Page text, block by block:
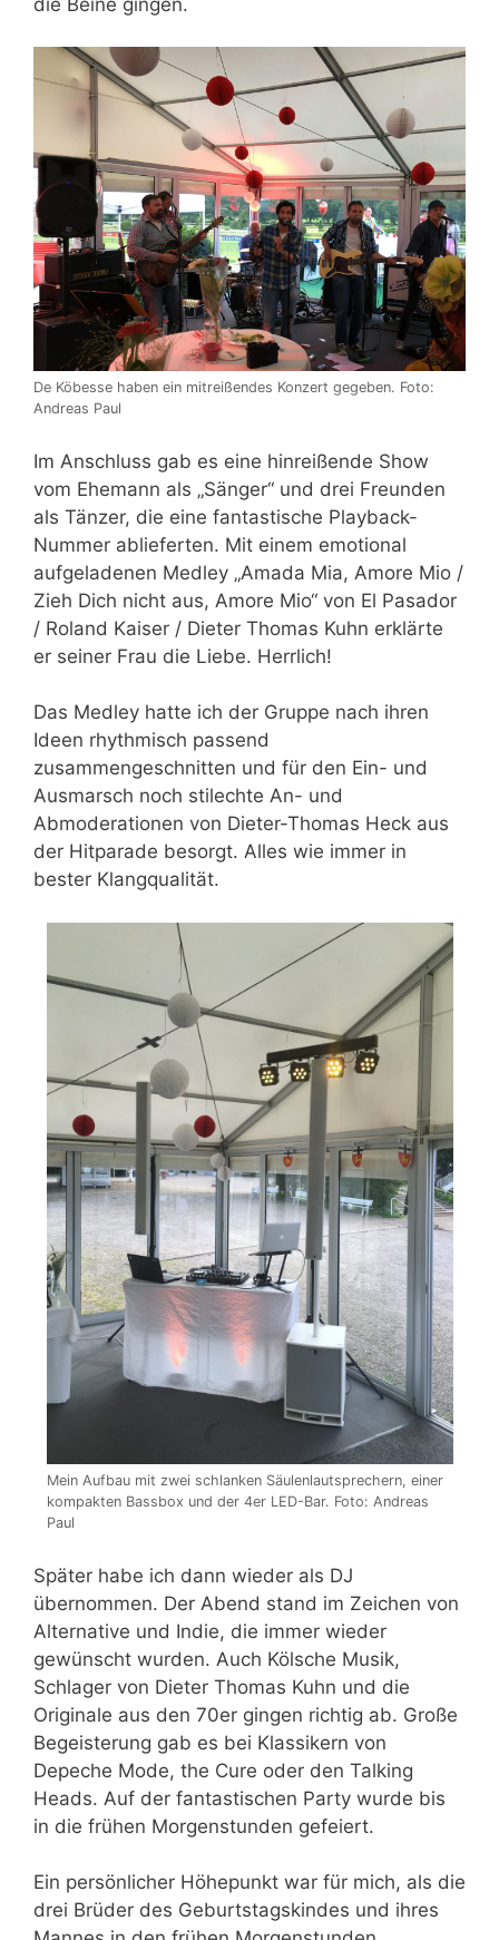
De Köbesse haben ein mitreißendes Konzert gegeben. Foto:
Andreas Paul
Im Anschluss gab es eine hinreißende Show
vom Ehemann als „Sänger“ und drei Freunden
als Tänzer, die eine fantastische Playback-
Nummer ablieferten. Mit einem emotional
aufgeladenen Medley „Amada Mia, Amore Mio /
Zieh Dich nicht aus, Amore Mio“ von El Pasador
/ Roland Kaiser / Dieter Thomas Kuhn erklärte
er seiner Frau die Liebe. Herrlich!
Das Medley hatte ich der Gruppe nach ihren
Ideen rhythmisch passend
zusammengeschnitten und für den Ein- und
Ausmarsch noch stilechte An- und
Abmoderationen von Dieter-Thomas Heck aus
der Hitparade besorgt. Alles wie immer in
bester Klangqualität.
Mein Aufbau mit zwei schlanken Säulenlautsprechern, einer
kompakten Bassbox und der 4er LED-Bar. Foto: Andreas
Paul
Später habe ich dann wieder als DJ
übernommen. Der Abend stand im Zeichen von
Alternative und Indie, die immer wieder
gewünscht wurden. Auch Kölsche Musik,
Schlager von Dieter Thomas Kuhn und die
Originale aus den 70er gingen richtig ab. Große
Begeisterung gab es bei Klassikern von
Depeche Mode, the Cure oder den Talking
Heads. Auf der fantastischen Party wurde bis
in die frühen Morgenstunden gefeiert.
Ein persönlicher Höhepunkt war für mich, als die
drei Brüder des Geburtstagskindes und ihres